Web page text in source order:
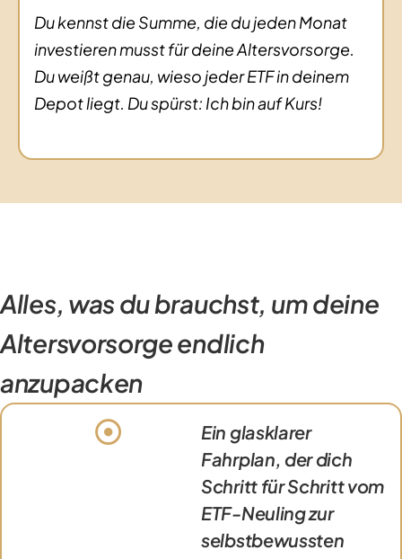
Du kennst die Summe, die du jeden Monat
investieren musst für deine Altersvorsorge.
Du weißt genau, wieso jeder ETF in deinem
Depot liegt. Du spürst: Ich bin auf Kurs!
Alles, was du brauchst, um deine
Altersvorsorge endlich
anzupacken
Ein glasklarer
Fahrplan, der dich
Schritt für Schritt vom
ETF-Neuling zur
selbstbewussten